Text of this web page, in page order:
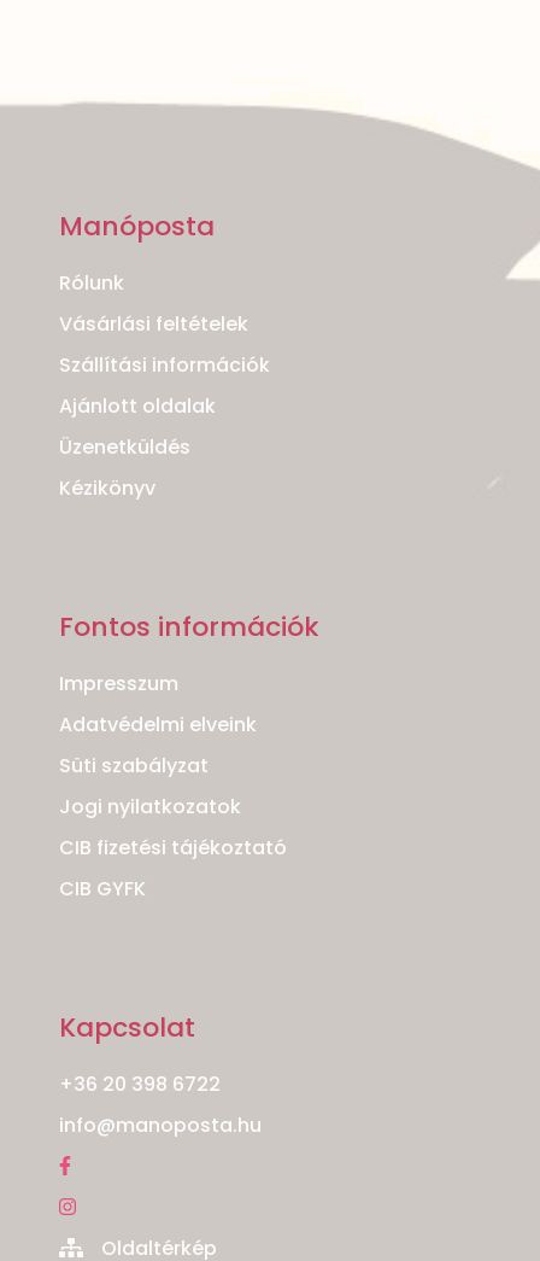
Manóposta
Rólunk
Vásárlási feltételek
Szállítási információk
Ajánlott oldalak
Üzenetküldés
Kézikönyv
Fontos információk
Impresszum
Adatvédelmi elveink
Süti szabályzat
Jogi nyilatkozatok
CIB fizetési tájékoztató
CIB GYFK
Kapcsolat
+36 20 398 6722
info@manoposta.hu
Oldaltérkép